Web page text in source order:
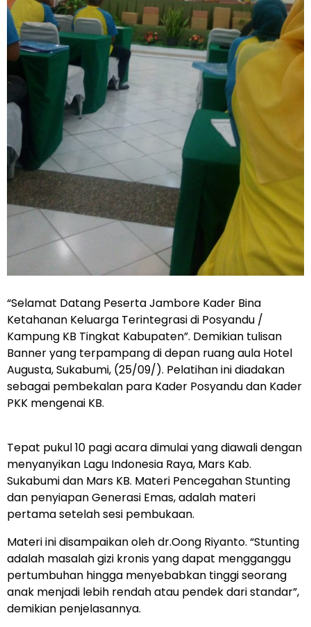
“Selamat Datang Peserta Jambore Kader Bina
Ketahanan Keluarga Terintegrasi di Posyandu /
Kampung KB Tingkat Kabupaten”. Demikian tulisan
Banner yang terpampang di depan ruang aula Hotel
Augusta, Sukabumi, (25/09/). Pelatihan ini diadakan
sebagai pembekalan para Kader Posyandu dan Kader
PKK mengenai KB.
Tepat pukul 10 pagi acara dimulai yang diawali dengan
menyanyikan Lagu Indonesia Raya, Mars Kab.
Sukabumi dan Mars KB. Materi Pencegahan Stunting
dan penyiapan Generasi Emas, adalah materi
pertama setelah sesi pembukaan.
Materi ini disampaikan oleh dr.Oong Riyanto. “Stunting
adalah masalah gizi kronis yang dapat mengganggu
pertumbuhan hingga menyebabkan tinggi seorang
anak menjadi lebih rendah atau pendek dari standar”,
demikian penjelasannya.